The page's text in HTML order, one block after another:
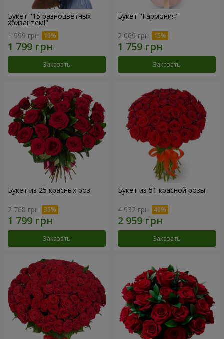
Букет "15 разноцветных
хризантем!"
1 999 грн
Заказать
Букет "Гармония"
2 069 грн
Заказать
Букет из 25 красных роз
2 768 грн
Заказать
Букет из 51 красной розы
4 932 грн
Заказать